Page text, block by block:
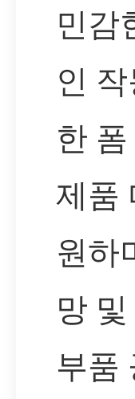
민감
인
한
제품
원하
망
부품